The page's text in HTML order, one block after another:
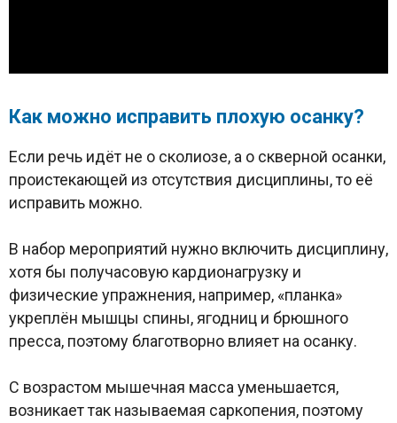
Как можно исправить плохую осанку?
Если речь идёт не о сколиозе, а о скверной осанки,
проистекающей из отсутствия дисциплины, то её
исправить можно.
В набор мероприятий нужно включить дисциплину,
хотя бы получасовую кардионагрузку и
физические упражнения, например, «планка»
укреплён мышцы спины, ягодниц и брюшного
пресса, поэтому благотворно влияет на осанку.
С возрастом мышечная масса уменьшается,
возникает так называемая саркопения, поэтому